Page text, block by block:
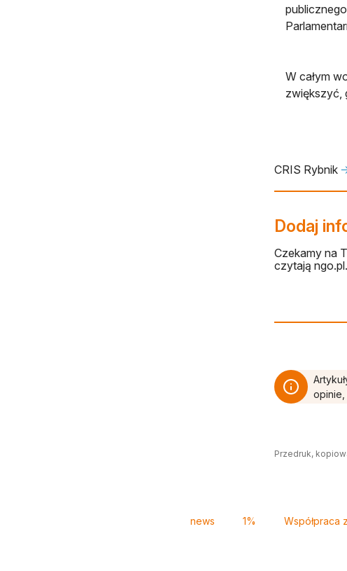
W całym
zwiększyć,
CRIS Rybnik
Dodaj
Czekamy na
czytają ngo.pl.
opinie,
Przedruk,
news 1% Współpraca